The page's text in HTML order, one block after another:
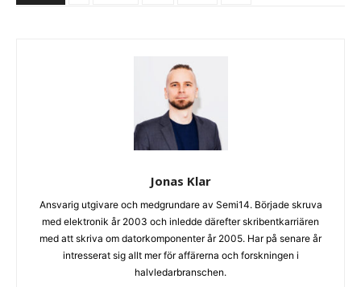
Jonas Klar
Ansvarig utgivare och medgrundare av Semi14. Började skruva
med elektronik år 2003 och inledde därefter skribentkarriären
med att skriva om datorkomponenter år 2005. Har på senare år
intresserat sig allt mer för affärerna och forskningen i
halvledarbranschen.